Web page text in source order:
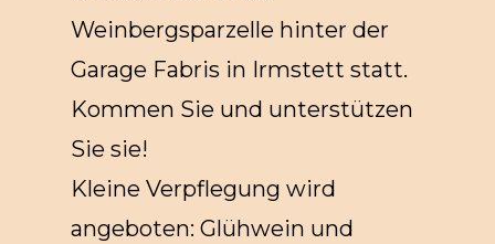
Weinbergsparzelle hinter der
Garage Fabris in Irmstett statt.
Kommen Sie und unterstützen
Sie sie!
Kleine Verpflegung wird
angeboten: Glühwein und